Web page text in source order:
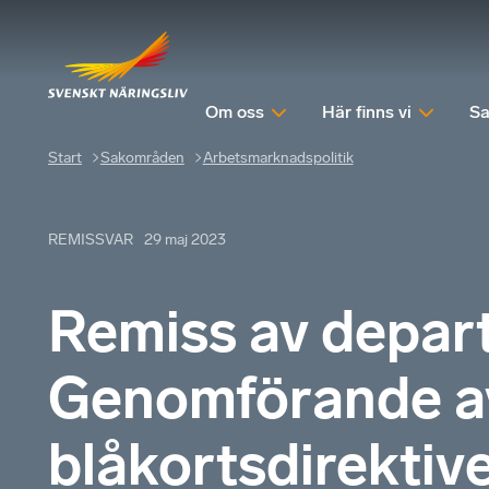
Om oss Här finns vi
Start Sakområden Arbetsmarknadspolitik
REMISSVAR 29 maj 2023
Remiss av
Genomförande